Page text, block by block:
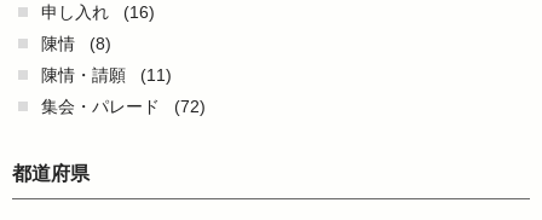
申し入れ
(16)
陳情
(8)
陳情・請願
(11)
集会・パレード
(72)
都道府県